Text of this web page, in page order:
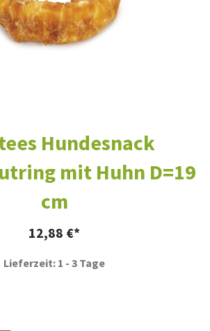
Hundesnack
mit Huhn D=19
cm
12,88 €
Lieferzeit: 1 - 3 Tage